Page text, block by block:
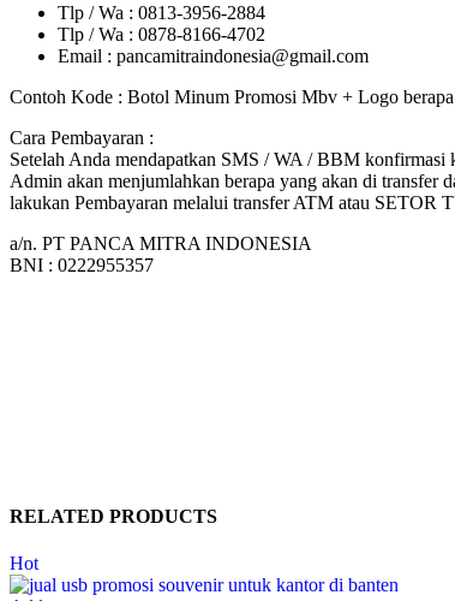
Tlp / Wa : 0813-3956-2884
Tlp / Wa : 0878-8166-4702
Email : pancamitraindonesia@gmail.com
Contoh Kode : Botol Minum Promosi Mbv + Logo
Cara Pembayaran :
Setelah Anda mendapatkan SMS / WA / BBM
Admin akan menjumlahkan berapa yang akan di transfer
lakukan Pembayaran melalui transfer ATM atau
a/n. PT PANCA MITRA INDONESIA
BNI : 0222955357
RELATED PRODUCTS
Hot